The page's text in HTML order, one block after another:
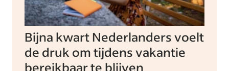
Bijna kwart Nederlanders voelt
de druk om tijdens vakantie
bereikbaar te blijven